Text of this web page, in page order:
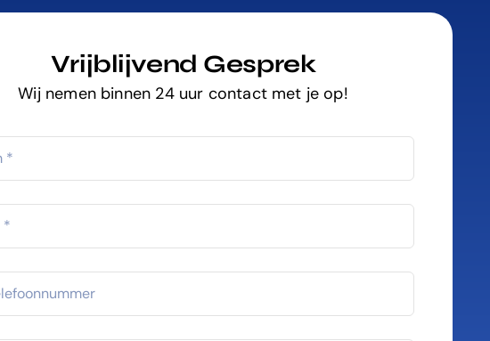
Vrijblijvend Gesprek
Wij nemen binnen 24 uur contact met je op!